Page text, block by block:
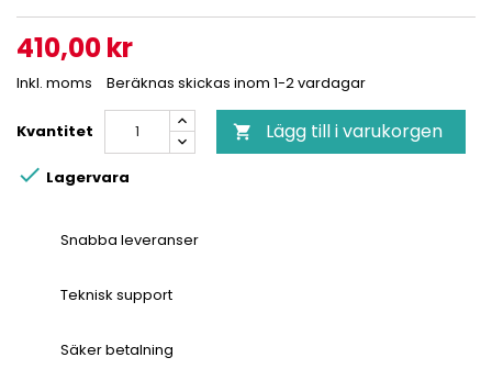
410,00 kr
Inkl. moms Beräknas skickas inom 1-2 vardagar
Kvantitet  Lägg till i varukorgen
 Lagervara
Snabba leveranser
Teknisk support
Säker betalning